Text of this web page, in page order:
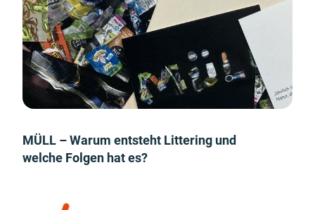
MÜLL – Warum entsteht Littering und
welche Folgen hat es?